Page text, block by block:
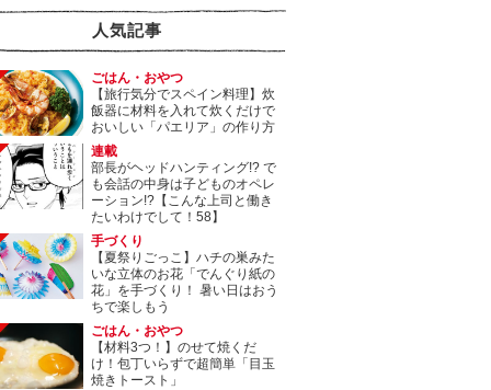
人気記事
ごはん・おやつ
【旅行気分でスペイン料理】炊
飯器に材料を入れて炊くだけで
おいしい「パエリア」の作り方
連載
部長がヘッドハンティング!? で
も会話の中身は子どものオペレ
ーション!?【こんな上司と働き
たいわけでして！58】
手づくり
【夏祭りごっこ】ハチの巣みた
いな立体のお花「でんぐり紙の
花」を手づくり！ 暑い日はおう
ちで楽しもう
ごはん・おやつ
【材料3つ！】のせて焼くだ
け！包丁いらずで超簡単「目玉
焼きトースト」